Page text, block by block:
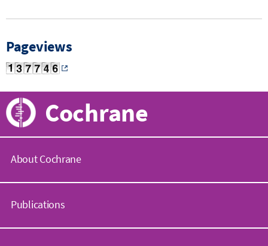
Pageviews
Cochrane
About Cochrane
o
h
Publications